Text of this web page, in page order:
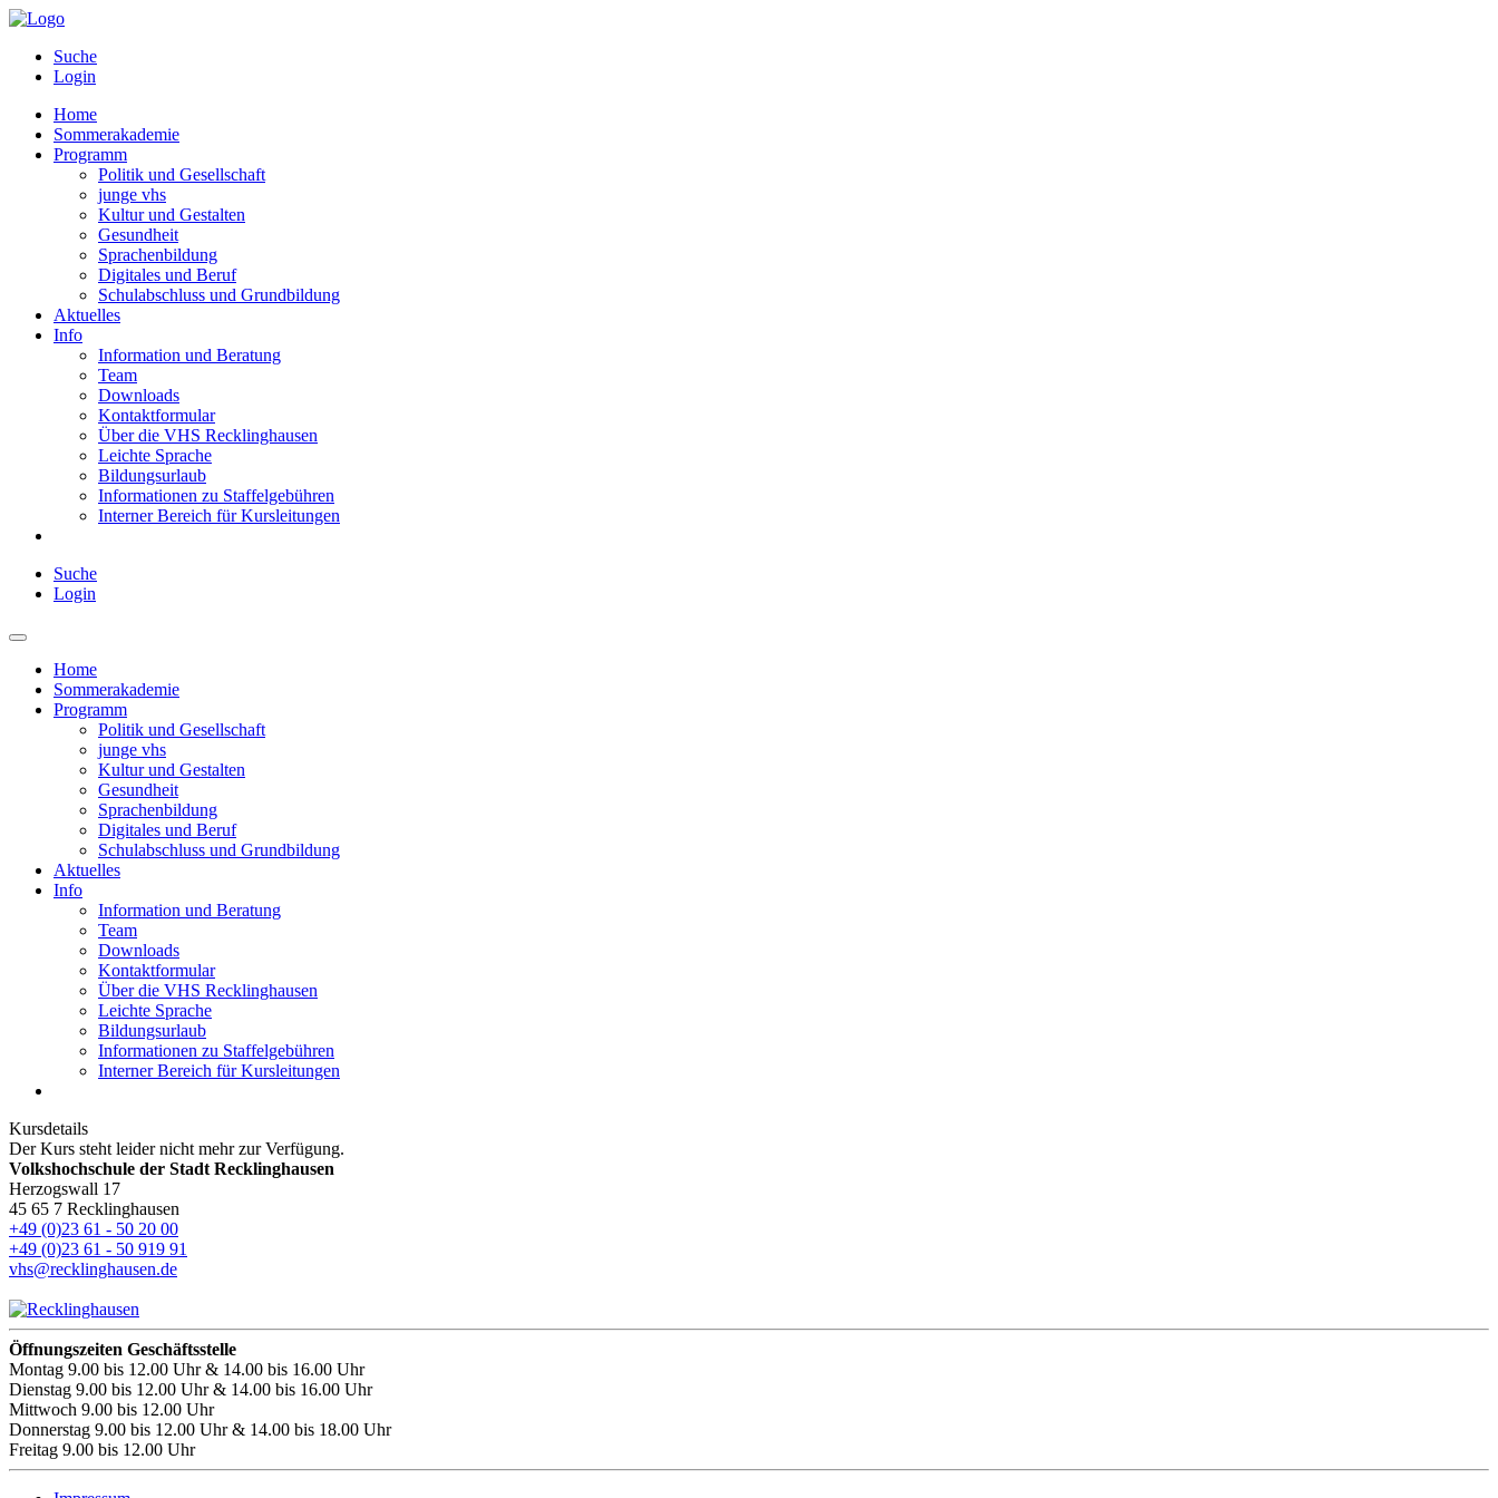
Suche
Login
Home
Sommerakademie
Programm
Politik und Gesellschaft
junge vhs
Kultur und Gestalten
Gesundheit
Sprachenbildung
Digitales und Beruf
Schulabschluss und Grundbildung
Aktuelles
Info
Information und Beratung
Team
Downloads
Kontaktformular
Über die VHS Recklinghausen
Leichte Sprache
Bildungsurlaub
Informationen zu Staffelgebühren
Interner Bereich für Kursleitungen
Suche
Login
Home
Sommerakademie
Programm
Politik und Gesellschaft
junge vhs
Kultur und Gestalten
Gesundheit
Sprachenbildung
Digitales und Beruf
Schulabschluss und Grundbildung
Aktuelles
Info
Information und Beratung
Team
Downloads
Kontaktformular
Über die VHS Recklinghausen
Leichte Sprache
Bildungsurlaub
Informationen zu Staffelgebühren
Interner Bereich für Kursleitungen
Kursdetails
Der Kurs steht leider nicht mehr zur Verfügung.
Volkshochschule der Stadt Recklinghausen
Herzogswall 17
45 65 7 Recklinghausen
+49 (0)23 61 - 50 20 00
+49 (0)23 61 - 50 919 91
vhs@recklinghausen.de
Öffnungszeiten Geschäftsstelle
Montag 9.00 bis 12.00 Uhr & 14.00 bis 16.00 Uhr
Dienstag 9.00 bis 12.00 Uhr & 14.00 bis 16.00 Uhr
Mittwoch 9.00 bis 12.00 Uhr
Donnerstag 9.00 bis 12.00 Uhr & 14.00 bis 18.00 Uhr
Freitag 9.00 bis 12.00 Uhr